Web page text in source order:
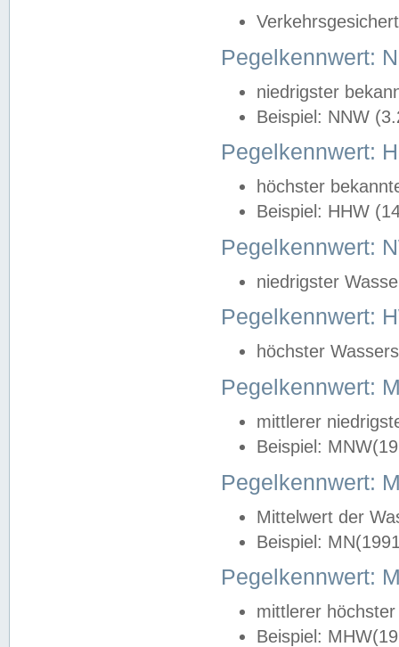
Pegelkennwert:
niedrigster
Beispiel: NNW
Pegelkennwert:
höchster
Beispiel: HHW
Pegelkennwert:
niedrigster
Pegelkennwert:
höchster
Pegelkennwert:
mittlerer
Beispiel:
Pegelkennwert:
Mittelwert der
Beispiel:
Pegelkennwert:
mittlerer
Beispiel: